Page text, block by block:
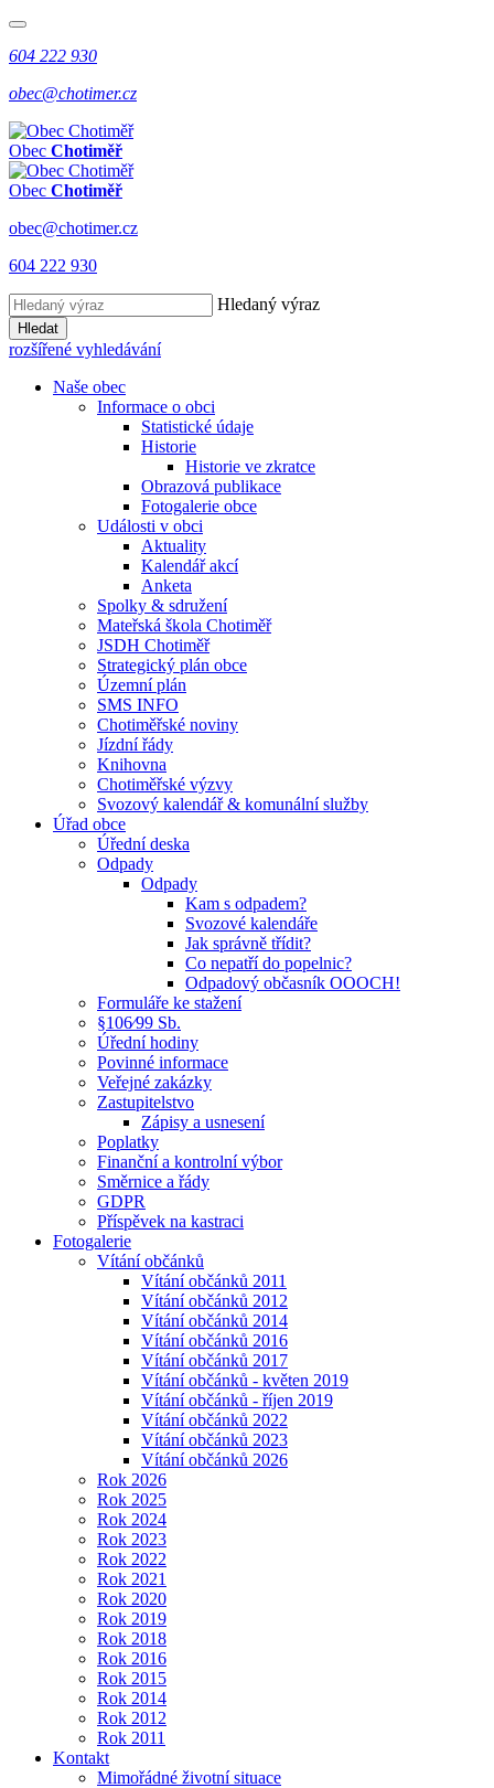
604 222 930
obec@chotimer.cz
Obec Chotiměř
Obec Chotiměř
obec@chotimer.cz
604 222 930
Hledaný výraz
Hledat
rozšířené vyhledávání
Naše obec
Informace o obci
Statistické údaje
Historie
Historie ve zkratce
Obrazová publikace
Fotogalerie obce
Události v obci
Aktuality
Kalendář akcí
Anketa
Spolky & sdružení
Mateřská škola Chotiměř
JSDH Chotiměř
Strategický plán obce
Územní plán
SMS INFO
Chotiměřské noviny
Jízdní řády
Knihovna
Chotiměřské výzvy
Svozový kalendář & komunální služby
Úřad obce
Úřední deska
Odpady
Odpady
Kam s odpadem?
Svozové kalendáře
Jak správně třídit?
Co nepatří do popelnic?
Odpadový občasník OOOCH!
Formuláře ke stažení
§106⁄99 Sb.
Úřední hodiny
Povinné informace
Veřejné zakázky
Zastupitelstvo
Zápisy a usnesení
Poplatky
Finanční a kontrolní výbor
Směrnice a řády
GDPR
Příspěvek na kastraci
Fotogalerie
Vítání občánků
Vítání občánků 2011
Vítání občánků 2012
Vítání občánků 2014
Vítání občánků 2016
Vítání občánků 2017
Vítání občánků - květen 2019
Vítání občánků - říjen 2019
Vítání občánků 2022
Vítání občánků 2023
Vítání občánků 2026
Rok 2026
Rok 2025
Rok 2024
Rok 2023
Rok 2022
Rok 2021
Rok 2020
Rok 2019
Rok 2018
Rok 2016
Rok 2015
Rok 2014
Rok 2012
Rok 2011
Kontakt
Mimořádné životní situace